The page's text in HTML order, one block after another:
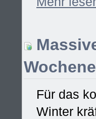
Für das
Winter